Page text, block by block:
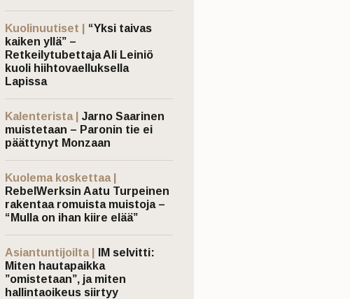
Kuolinuutiset |
“Yksi taivas
kaiken yllä” –
Retkeilytubettaja Ali Leiniö
kuoli hiihtovaelluksella
Lapissa
Kalenterista |
Jarno Saarinen
muistetaan – Paronin tie ei
päättynyt Monzaan
Kuolema koskettaa |
RebelWerksin Aatu Turpeinen
rakentaa romuista muistoja –
“Mulla on ihan kiire elää”
Asiantuntijoilta |
IM selvitti:
Miten hautapaikka
”omistetaan”, ja miten
hallintaoikeus siirtyy